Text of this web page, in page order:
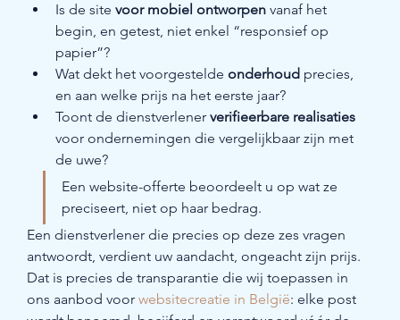
Is de site voor mobiel ontworpen vanaf het
begin, en getest, niet enkel “responsief op
papier”?
Wat dekt het voorgestelde onderhoud precies,
en aan welke prijs na het eerste jaar?
Toont de dienstverlener verifieerbare realisaties
voor ondernemingen die vergelijkbaar zijn met
de uwe?
Een website-offerte beoordeelt u op wat ze
preciseert, niet op haar bedrag.
Een dienstverlener die precies op deze zes vragen
antwoordt, verdient uw aandacht, ongeacht zijn prijs.
Dat is precies de transparantie die wij toepassen in
ons aanbod voor websitecreatie in België: elke post